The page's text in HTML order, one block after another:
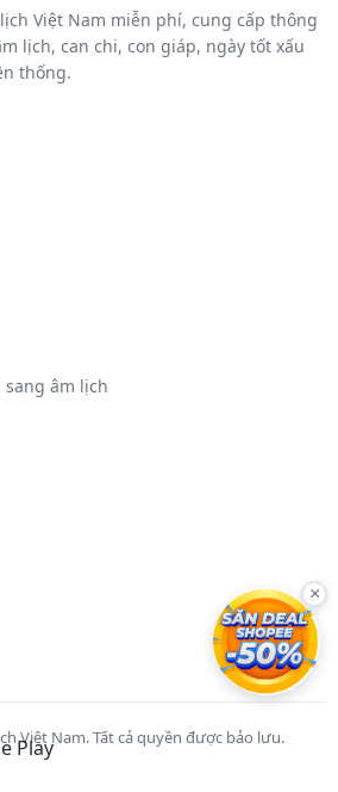
Việt Nam miễn phí, cung cấp thông
lịch, can chi, con giáp, ngày tốt xấu
thống.
âm lịch
Việt Nam. Tất cả quyền được bảo lưu.
×